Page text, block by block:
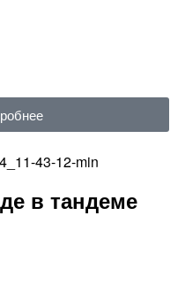
в тандеме